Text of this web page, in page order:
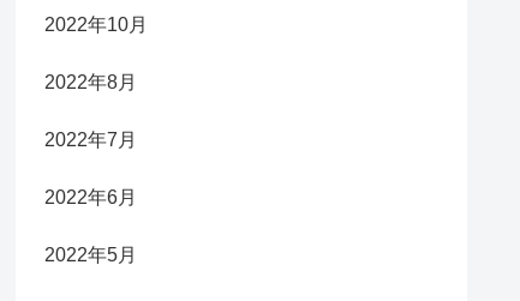
2022年10月
2022年8月
2022年7月
2022年6月
2022年5月